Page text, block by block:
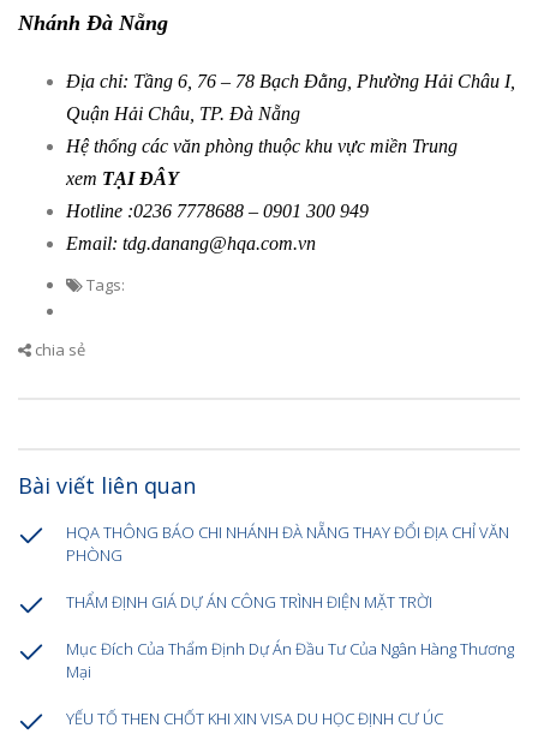
Nhánh Đà Nẵng
Địa chỉ: Tầng 6, 76 – 78 Bạch Đằng, Phường Hải Châu I,
Quận Hải Châu, TP. Đà Nẵng
Hệ thống các văn phòng thuộc khu vực miền Trung
xem TẠI ĐÂY
Hotline :0236 7778688 – 0901 300 949
Email: tdg.danang@hqa.com.vn
Tags:
chia sẻ
Bài viết liên quan
HQA THÔNG BÁO CHI NHÁNH ĐÀ NẴNG THAY ĐỔI ĐỊA CHỈ VĂN
PHÒNG
THẨM ĐỊNH GIÁ DỰ ÁN CÔNG TRÌNH ĐIỆN MẶT TRỜI
Mục Đích Của Thẩm Định Dự Án Đầu Tư Của Ngân Hàng Thương
Mại
YẾU TỐ THEN CHỐT KHI XIN VISA DU HỌC ĐỊNH CƯ ÚC